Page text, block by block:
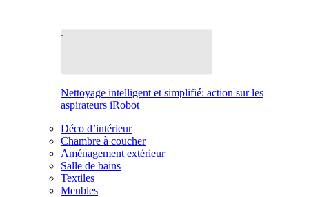
Nettoyage intelligent et simplifié: action sur les
aspirateurs iRobot
Déco d’intérieur
Chambre à coucher
Aménagement extérieur
Salle de bains
Textiles
Meubles